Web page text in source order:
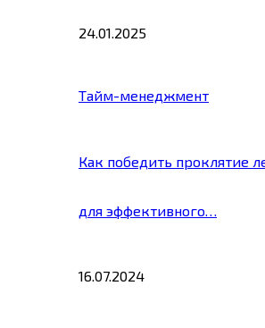
24.01.2025
Тайм-менеджмент
Как победить проклятие
для эффективного…
16.07.2024